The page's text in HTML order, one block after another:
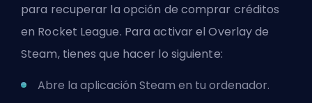
para recuperar la opción de comprar créditos
en Rocket League. Para activar el Overlay de
Steam, tienes que hacer lo siguiente:
Abre la aplicación Steam en tu ordenador.